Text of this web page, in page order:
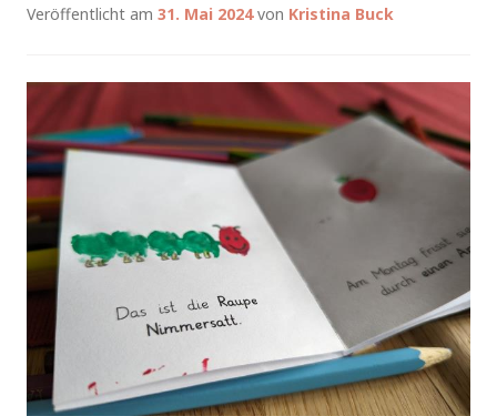
Veröffentlicht am 31. Mai 2024von Kristina Buck